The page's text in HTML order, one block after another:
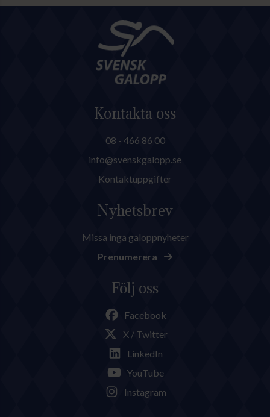
annat Göteborgs Stora Pris.
Kontakta oss
08 - 466 86 00
info@svenskgalopp.se
Kontaktuppgifter
Nyhetsbrev
Missa inga galoppnyheter
Prenumerera
Följ oss
Facebook
X / Twitter
LinkedIn
YouTube
Instagram